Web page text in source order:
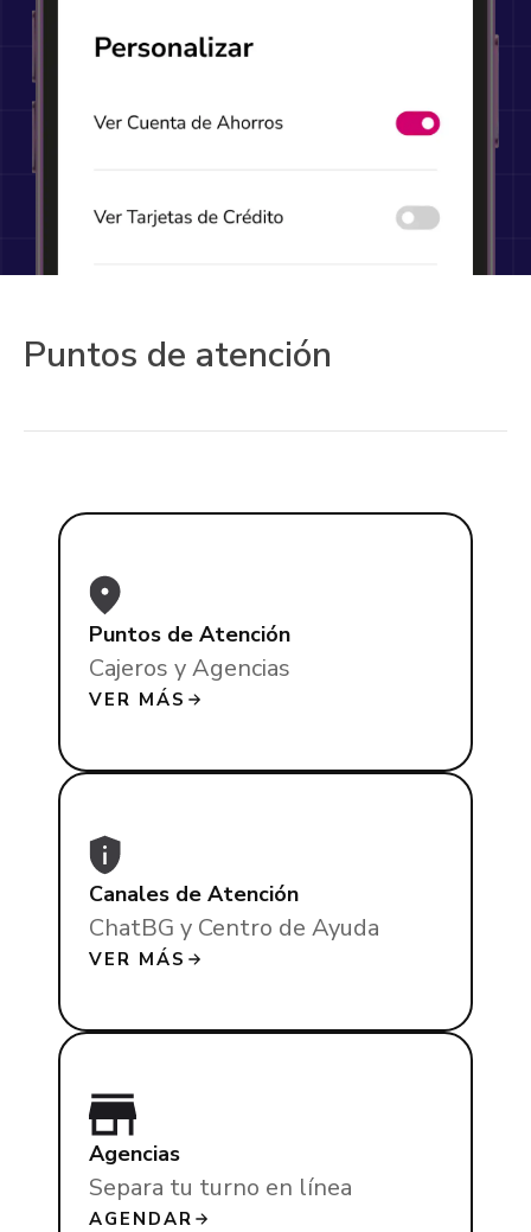
Puntos de atención
Puntos de Atención
Cajeros y Agencias
VER MÁS
Canales de Atención
ChatBG y Centro de Ayuda
VER MÁS
Agencias
Separa tu turno en línea
AGENDAR